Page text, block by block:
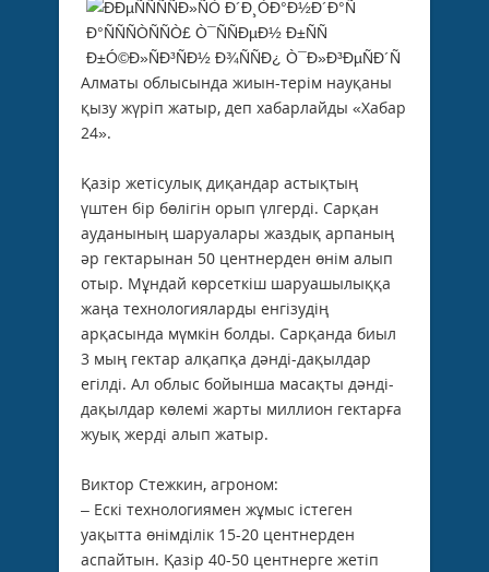
Алматы облысында жиын-терім науқаны
қызу жүріп жатыр, деп хабарлайды «Хабар
24».
Қазір жетісулық диқандар астықтың
үштен бір бөлігін орып үлгерді. Сарқан
ауданының шаруалары жаздық арпаның
әр гектарынан 50 центнерден өнім алып
отыр. Мұндай көрсеткіш шаруашылыққа
жаңа технологияларды енгізудің
арқасында мүмкін болды. Сарқанда биыл
3 мың гектар алқапқа дәнді-дақылдар
егілді. Ал облыс бойынша масақты дәнді-
дақылдар көлемі жарты миллион гектарға
жуық жерді алып жатыр.
Виктор Стежкин, агроном:
– Ескі технологиямен жұмыс істеген
уақытта өнімділік 15-20 центнерден
аспайтын. Қазір 40-50 центнерге жетіп